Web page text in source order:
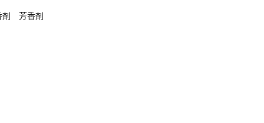
芳香剤